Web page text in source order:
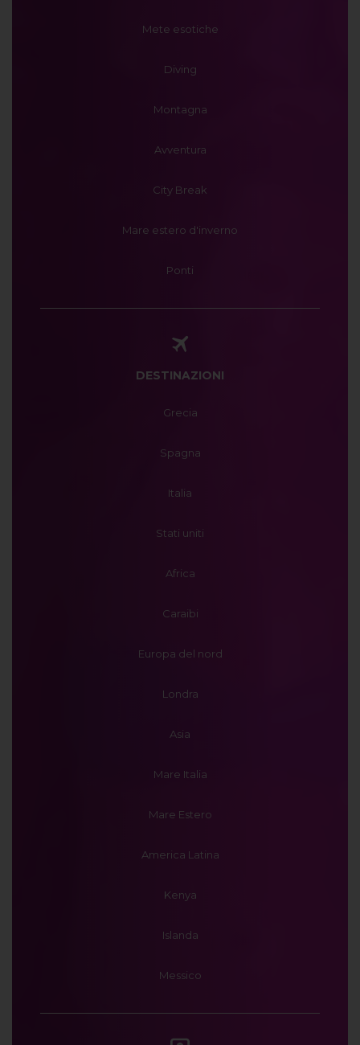
Mete esotiche
Diving
Montagna
Avventura
City Break
Mare estero d'inverno
Ponti
DESTINAZIONI
Grecia
Spagna
Italia
Stati uniti
Africa
Caraibi
Europa del nord
Londra
Asia
Mare Italia
Mare Estero
America Latina
Kenya
Islanda
Messico